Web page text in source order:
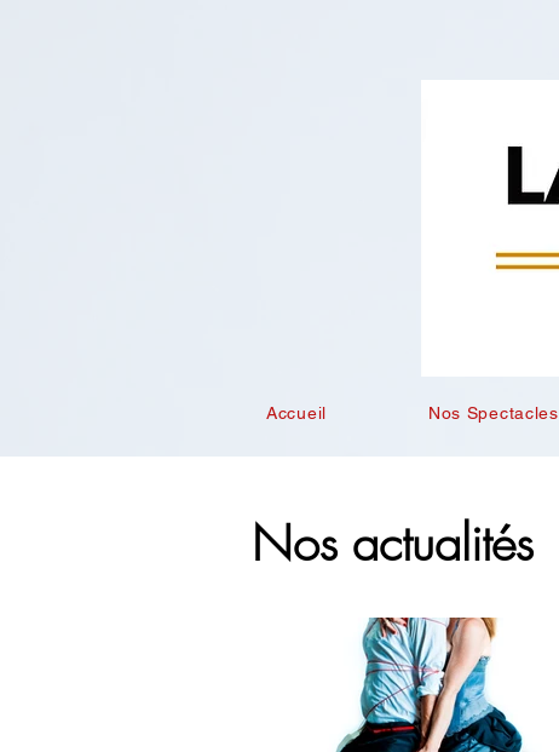
Accueil Nos Spectacles
Nos actualités